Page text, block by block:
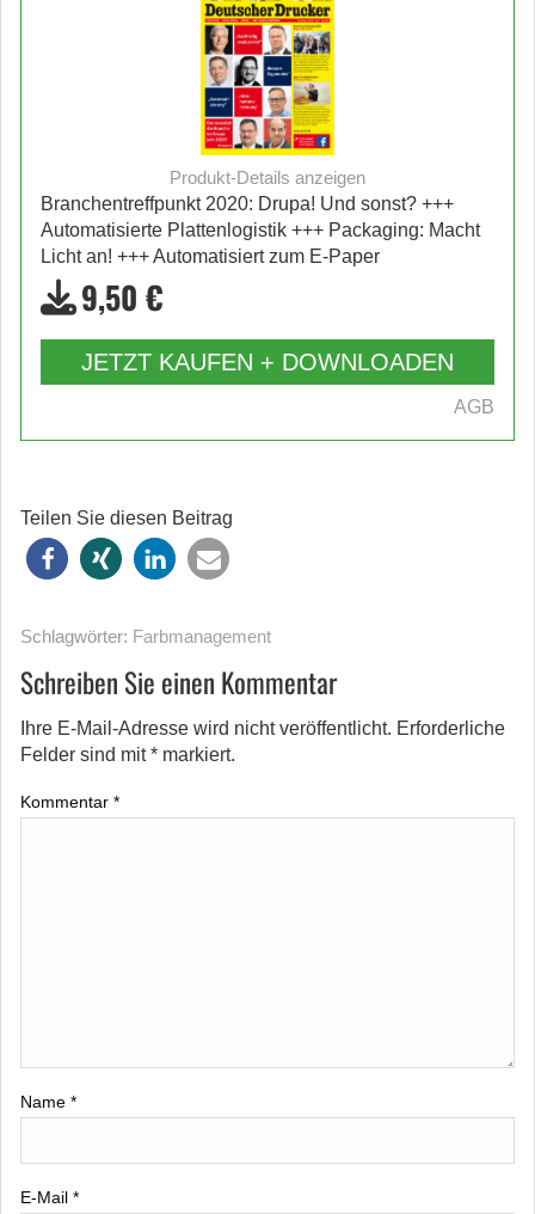
Produkt-Details anzeigen
Branchentreffpunkt 2020: Drupa! Und sonst? +++
Automatisierte Plattenlogistik +++ Packaging: Macht
Licht an! +++ Automatisiert zum E-Paper
9,50 €
JETZT KAUFEN + DOWNLOADEN
AGB
Teilen Sie diesen Beitrag
Schlagwörter: Farbmanagement
Schreiben Sie einen Kommentar
Ihre E-Mail-Adresse wird nicht veröffentlicht. Erforderliche
Felder sind mit* markiert.
Kommentar *
Name *
E-Mail *